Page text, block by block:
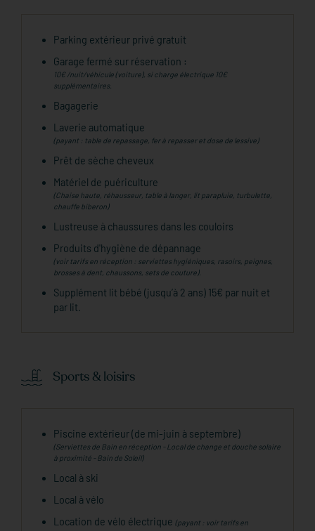
Parking extérieur privé gratuit
Garage fermé sur réservation :
10€ /nuit/véhicule (voiture), si charge électrique 10€
supplémentaires.
Bagagerie
Laverie automatique
(payant : table de repassage, fer à repasser et dose de lessive)
Prêt de sèche cheveux
Matériel de puériculture
(Chaise haute, réhausseur, table à langer, lit parapluie, turbulette,
chauffe biberon)
Lustreuse à chaussures dans les couloirs
Produits d'hygiène de dépannage
(voir tarifs en réception : serviettes hygiéniques, rasoirs, peignes,
brosses à dent, chaussons, sets de couture).
Supplément lit bébé (jusqu’à 2 ans) 15€ par nuit et
par lit.
Sports & loisirs
Piscine extérieur (de mi-juin à septembre)
(Serviettes de Bain en réception - Local de change et douche solaire
à proximité - Bain de Soleil)
Local à ski
Local à vélo
Location de vélo électrique (payant : voir tarifs en